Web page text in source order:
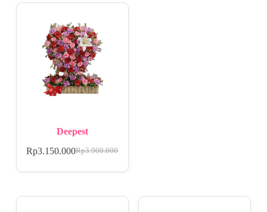
Deepest
Rp3.900.000
Rp3.150.000